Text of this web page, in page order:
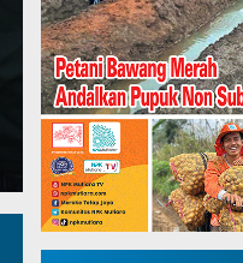
Sabtu, 25 Okt
Getah Darah
saja. Begini